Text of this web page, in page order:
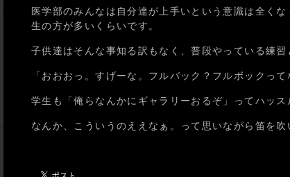
医学部のみんなは自分達が上手いという意識は全く
生の方が多いくらいです。
子供達はそんな事知る訳もなく、普段やっている練習
「おおおっ。すげーな。フルバック？フルボックっ
学生も「俺らなんかにギャラリーおるぞ」ってハッス
なんか、こういうのええなぁ。って思いながら笛を吹